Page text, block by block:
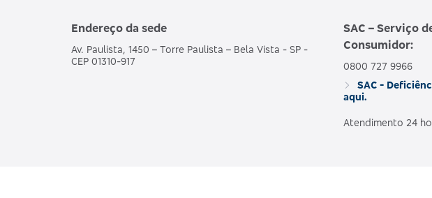
Endereço da sede
Av. Paulista, 1450 – Torre Paulista – Bela Vista - SP -
CEP 01310-917
SAC – Serviço
Consumidor:
0800 727 9966
SAC -
aqui.
Atendimento 24